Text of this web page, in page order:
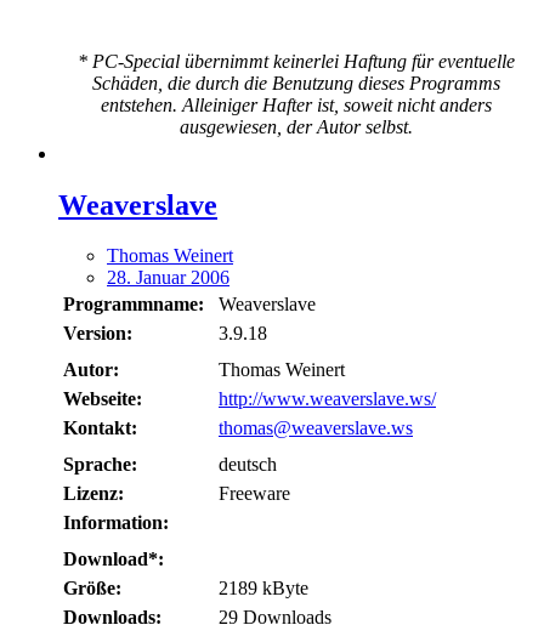
* PC-Special übernimmt keinerlei Haftung für eventuelle
Schäden, die durch die Benutzung dieses Programms
entstehen. Alleiniger Hafter ist, soweit nicht anders
ausgewiesen, der Autor selbst.
Weaverslave
Thomas Weinert
28. Januar 2006
Programmname:
Weaverslave
Version:
3.9.18
Autor:
Thomas Weinert
Webseite:
http://www.weaverslave.ws/
Kontakt:
thomas@weaverslave.ws
Sprache:
deutsch
Lizenz:
Freeware
Information:
Download*:
Größe:
2189 kByte
Downloads:
29 Downloads